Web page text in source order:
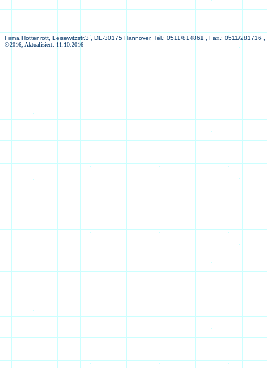
Firma Hottenrott, Leisewitzstr.3 , DE-30175 Hannover, Tel.: 0511/814861 , Fax.: 0511/281716
©2016, Aktualisiert: 11.10.2016